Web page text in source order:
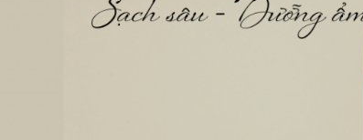
– Làm đẹp bền vững & thân thiện với môi